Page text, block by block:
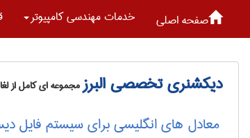
صفحه اصلی خدمات مهندسی كامپيوتر
دیکشنری تخصصی البرزمجموعه ای کامل از
معادل های انگلیسی برای سیستم فایل